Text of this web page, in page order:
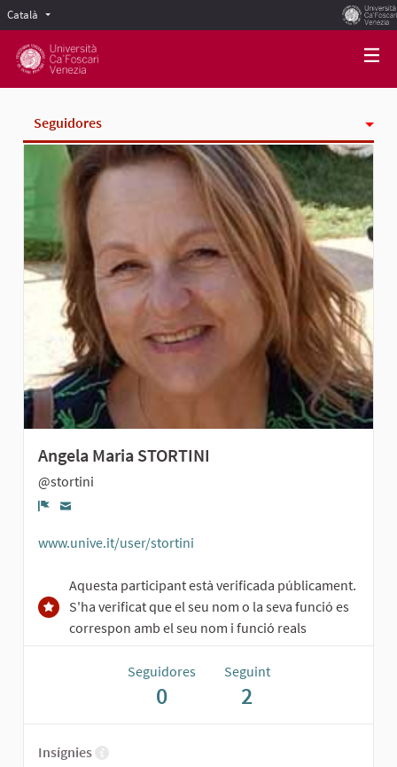
Català Scegli la lingua
Activitat
Seguint
Seguidores
Grups
Angela Maria STORTINI
@stortini
www.unive.it/user/stortini
Aquesta participant està verificada públicament.
S'ha verificat que el seu nom o la seva funció es
correspon amb el seu nom i funció reals
Seguidores
0
Seguint
2
Insígnies